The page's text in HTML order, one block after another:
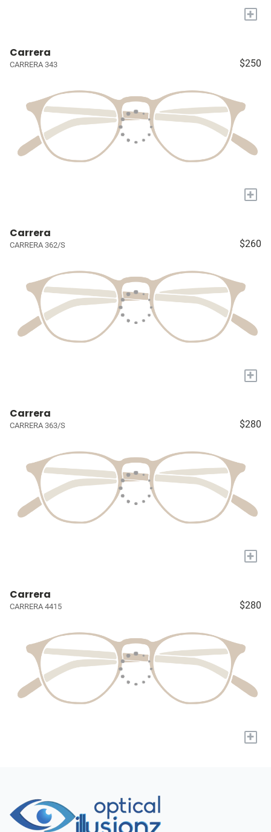
+
Carrera
CARRERA 343 $250
+
Carrera
CARRERA 362/S $260
+
Carrera
CARRERA 363/S $280
+
Carrera
CARRERA 4415 $280
+